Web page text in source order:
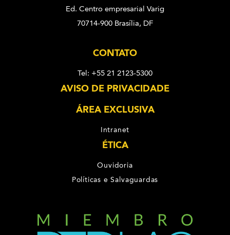
Ed. Centro empresarial Varig
70714-900 Brasília, DF
CONTATO
Tel: +55 21 2123-5300
AVISO DE PRIVACIDADE
ÁREA EXCLUSIVA
Intranet
ÉTICA
Ouvidoria
Políticas e Salvaguardas